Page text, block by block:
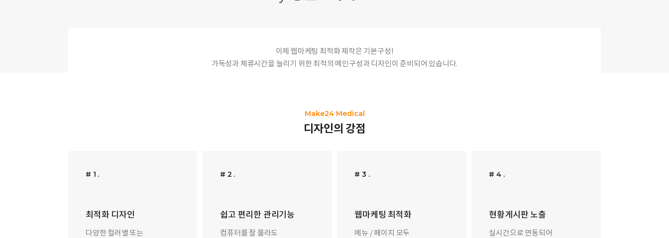
이제 웹마케팅 최적화 제작은 기본구성!
가독성과 체류시간을 늘리기 위한 최적의 메인구성과 디자인이 준비되어 있습니다.
Make24 Medical
디자인의 강점
# 1 .
최적화 디자인
다양한 컬러별 또는
# 2 .
쉽고 편리한 관리기능
컴퓨터를 잘 몰라도
# 3 .
웹마케팅 최적화
메뉴 / 페이지 모두
# 4 .
현황게시판 노출
실시간으로 연동되어